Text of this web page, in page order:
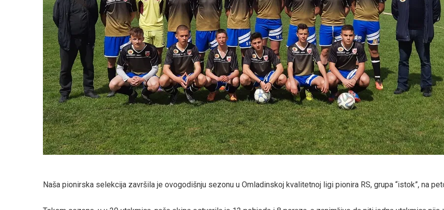
Naša pionirska selekcija završila je ovogodišnju sezonu u Omladinskoj kvalitetnoj ligi pionira RS, grupa “istok”, na